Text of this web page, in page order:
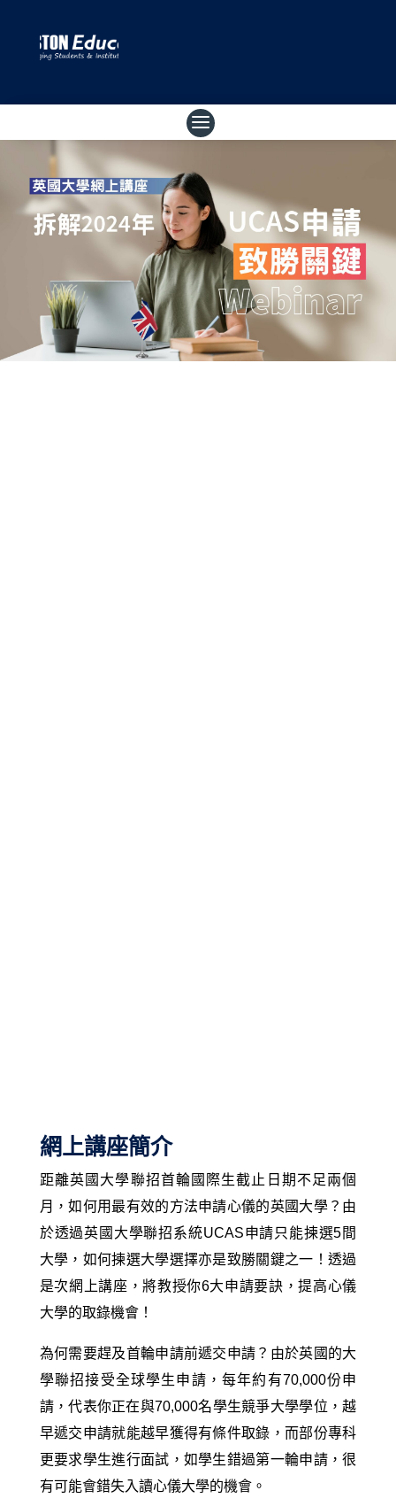
按此 whatsapp 查詢
網上講座簡介
距離英國大學聯招首輪國際生截止日期不足兩個
月，如何用最有效的方法申請心儀的英國大學？由
於透過英國大學聯招系統UCAS申請只能揀選5間
大學，如何揀選大學選擇亦是致勝關鍵之一！透過
是次網上講座，將教授你6大申請要訣，提高心儀
大學的取錄機會！
為何需要趕及首輪申請前遞交申請？由於英國的大
學聯招接受全球學生申請，每年約有70,000份申
請，代表你正在與70,000名學生競爭大學學位，越
早遞交申請就能越早獲得有條件取錄，而部份專科
更要求學生進行面試，如學生錯過第一輪申請，很
有可能會錯失入讀心儀大學的機會。